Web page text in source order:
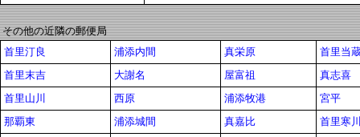
その他の近隣の郵便局
首里汀良
浦添内間 真栄原
首里当
首里末吉
大謝名 屋富祖
真志喜
首里山川
西原 浦添牧港
宮平
那覇東
浦添城間 真嘉比
首里寒